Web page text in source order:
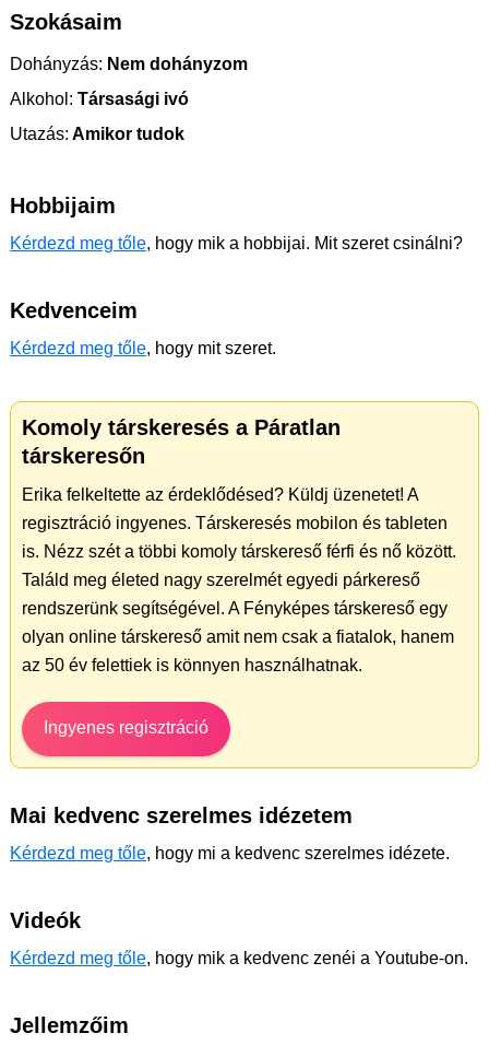
Szokásaim
Dohányzás: Nem dohányzom
Alkohol: Társasági ivó
Utazás: Amikor tudok
Hobbijaim
Kérdezd meg tőle, hogy mik a hobbijai. Mit szeret csinálni?
Kedvenceim
Kérdezd meg tőle, hogy mit szeret.
Komoly társkeresés a Páratlan
társkeresőn
Erika felkeltette az érdeklődésed? Küldj üzenetet! A
regisztráció ingyenes. Társkeresés mobilon és tableten
is. Nézz szét a többi komoly társkereső férfi és nő között.
Találd meg életed nagy szerelmét egyedi párkereső
rendszerünk segítségével. A Fényképes társkereső egy
olyan online társkereső amit nem csak a fiatalok, hanem
az 50 év felettiek is könnyen használhatnak.
Ingyenes regisztráció
Mai kedvenc szerelmes idézetem
Kérdezd meg tőle, hogy mi a kedvenc szerelmes idézete.
Videók
Kérdezd meg tőle, hogy mik a kedvenc zenéi a Youtube-on.
Jellemzőim